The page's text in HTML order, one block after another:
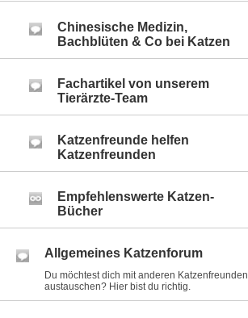
Chinesische Medizin,
Bachblüten & Co bei Katzen
Fachartikel von unserem
Tierärzte-Team
Katzenfreunde helfen
Katzenfreunden
Empfehlenswerte Katzen-
Bücher
Allgemeines Katzenforum
Du möchtest dich mit anderen Katzenfreunden
austauschen? Hier bist du richtig.